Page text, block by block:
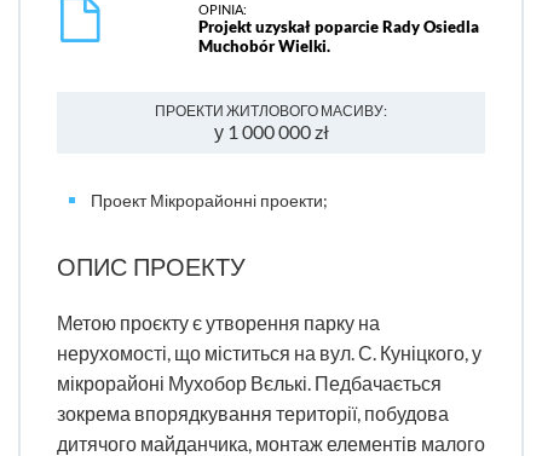
OPINIA:
Projekt uzyskał poparcie Rady Osiedla
Muchobór Wielki.
ПРОЕКТИ ЖИТЛОВОГО МАСИВУ:
у 1 000 000 zł
Проект Мікрорайонні проекти;
ОПИС ПРОЕКТУ
Метою проєкту є утворення парку на
нерухомості, що міститься на вул. С. Куніцкого, у
мікрорайоні Мухобор Вєлькі. Педбачається
зокрема впорядкування території, побудова
дитячого майданчика, монтаж елементів малого